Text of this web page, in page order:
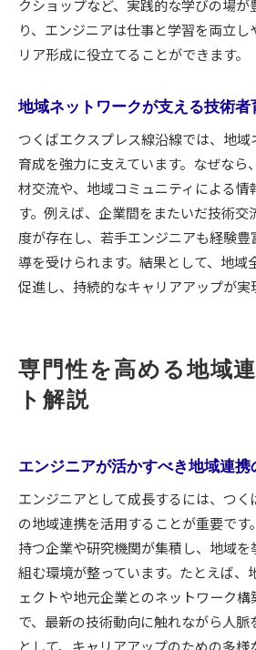
クショップなど、実践的な学びの場が
り、エンジニアは仕事と学習を両立
リア形成に役立てることができます。
地域ネットワークが支える技術者
つくばエクスプレス線沿線では、地
育成を強力に支えています。なぜなら
材交流や、地域コミュニティによる情
す。例えば、企業間をまたいだ技術交
度が存在し、若手エンジニアも経験
導を受けられます。結果として、地域
促進し、持続的なキャリアアップが実
専門性を高める地域
ト解説
エンジニアが活かすべき地域連携
エンジニアとして成長するには、つ
の地域連携を活用することが重要です
持つ企業や研究機関が集積し、地域を
組む環境が整っています。たとえば、
ェクトや地元企業とのネットワーク
で、最新の技術動向に触れながら人脈
として、キャリアアップのための多